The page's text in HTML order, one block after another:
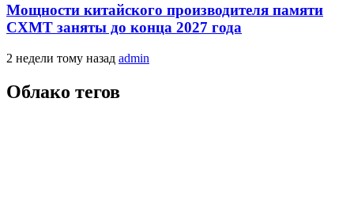
Мощности китайского производителя памяти
CXMT заняты до конца 2027 года
2 недели тому назад admin
Облако тегов